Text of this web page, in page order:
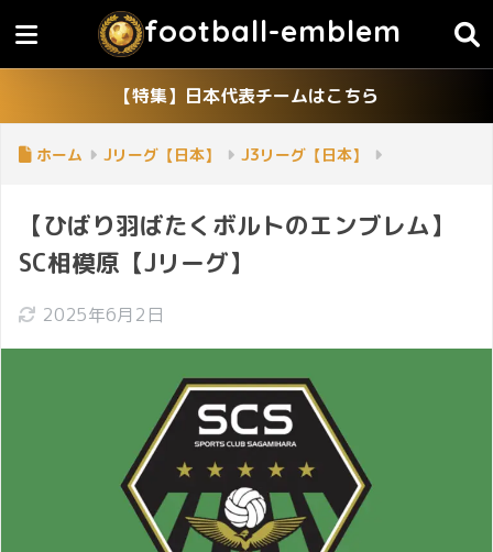
football-emblem
【特集】日本代表チームはこちら
ホーム Jリーグ【日本】 J3リーグ【日本】
【ひばり羽ばたくボルトのエンブレム】
SC相模原【Jリーグ】
2025年6月2日